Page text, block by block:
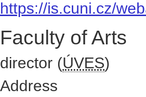
Faculty of Arts
director (ÚVES)
Address